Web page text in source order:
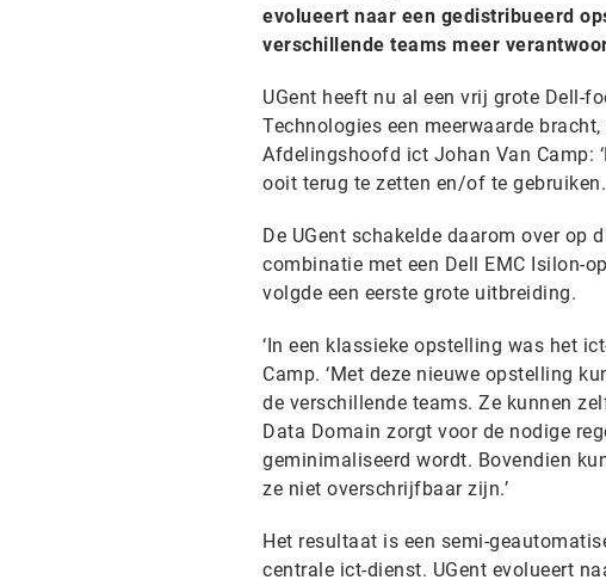
evolueert naar een gedistribueerd
verschillende teams meer
UGent heeft nu al een vrij grote Dell-
Technologies een meerwaarde
Afdelingshoofd ict Johan Van Camp:
ooit terug te zetten en/of te
De UGent schakelde daarom over op
combinatie met een Dell EMC Isilon-
volgde een eerste grote uitbreiding.
‘In een klassieke opstelling was het
Camp. ‘Met deze nieuwe opstelling
de verschillende teams. Ze kunnen
Data Domain zorgt voor de nodige
geminimaliseerd wordt. Bovendien
ze niet overschrijfbaar zijn.’
Het resultaat is een semi-
centrale ict-dienst. UGent evolueert